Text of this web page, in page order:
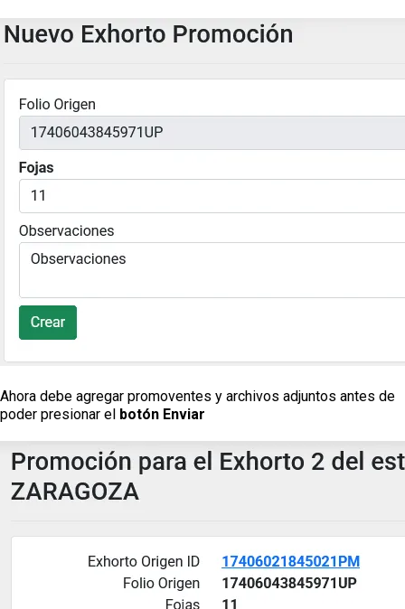
Ahora debe agregar promoventes y archivos adjuntos antes de
poder presionar el botón Enviar